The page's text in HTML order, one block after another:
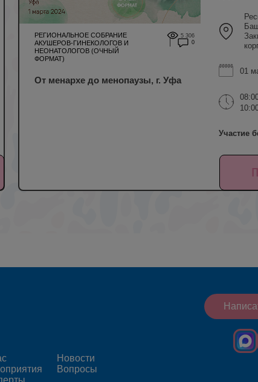
РЕГИОНАЛЬНОЕ СОБРАНИЕ
АКУШЕРОВ-ГИНЕКОЛОГОВ И
НЕОНАТОЛОГОВ (ОЧНЫЙ
ФОРМАТ)
5 306
0
От менархе до менопаузы, г. Уфа
01
Участие
Новости
Вопросы